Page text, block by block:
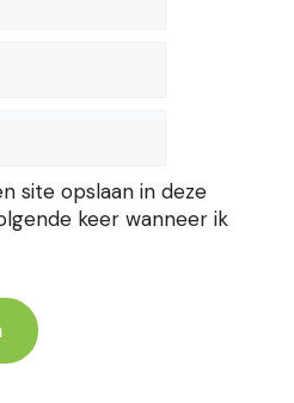
site opslaan in deze
keer wanneer ik